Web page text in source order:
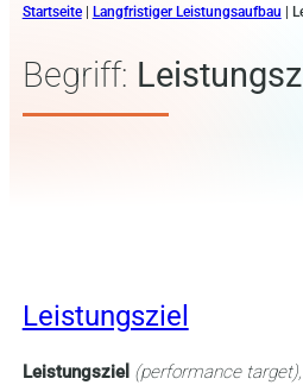
Startseite| Langfristiger Leistungsaufbau
Begriff:
Leistungsziel
Leistungsziel (performance target),